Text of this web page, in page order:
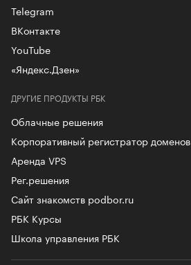
ДРУГИЕ ПРОДУКТЫ РБК
Облачные решения
Корпоративный регистратор доменов
Аренда VPS
Рег.решения
Сайт знакомств podbor.ru
РБК Курсы
Школа управления РБК
Telegram
ВКонтакте
YouTube
«Яндекс.Дзен»